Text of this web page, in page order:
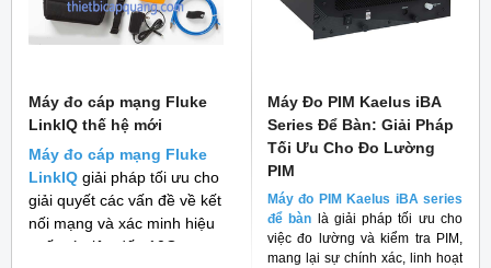
Máy đo cáp mạng Fluke
LinkIQ thế hệ mới
Máy đo cáp mạng Fluke
LinkIQ giải pháp tối ưu cho
giải quyết các vấn đề về kết
nối mạng và xác minh hiệu
suất cáp lên đến 10G
Máy Đo PIM Kaelus iBA
Series Để Bàn: Giải Pháp
Tối Ưu Cho Đo Lường
PIM
Máy đo PIM Kaelus iBA series
để bàn là giải pháp tối ưu cho
việc đo lường và kiểm tra PIM,
mang lại sự chính xác, linh hoạt